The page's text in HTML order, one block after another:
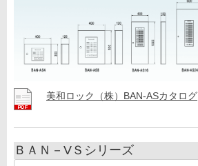
美和ロック（株）BAN-ASカタログ
ＢＡＮ－VＳシリーズ